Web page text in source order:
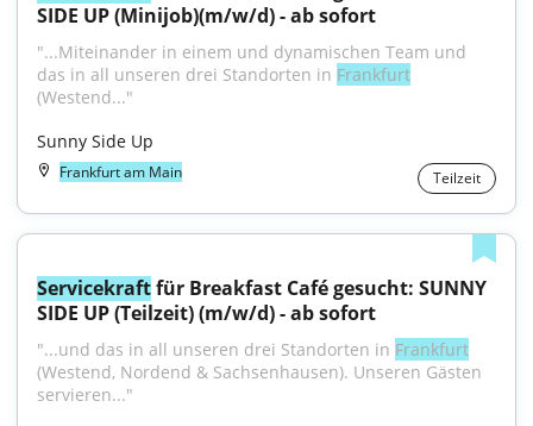
SIDE UP (Minijob)(m/w/d) - ab sofort
"...Miteinander in einem und dynamischen Team und
das in all unseren drei Standorten in Frankfurt
(Westend..."
Sunny Side Up
Frankfurt am Main Teilzeit
Servicekraft für Breakfast Café gesucht: SUNNY
SIDE UP (Teilzeit) (m/w/d) - ab sofort
"...und das in all unseren drei Standorten in Frankfurt
(Westend, Nordend & Sachsenhausen). Unseren Gästen
servieren..."